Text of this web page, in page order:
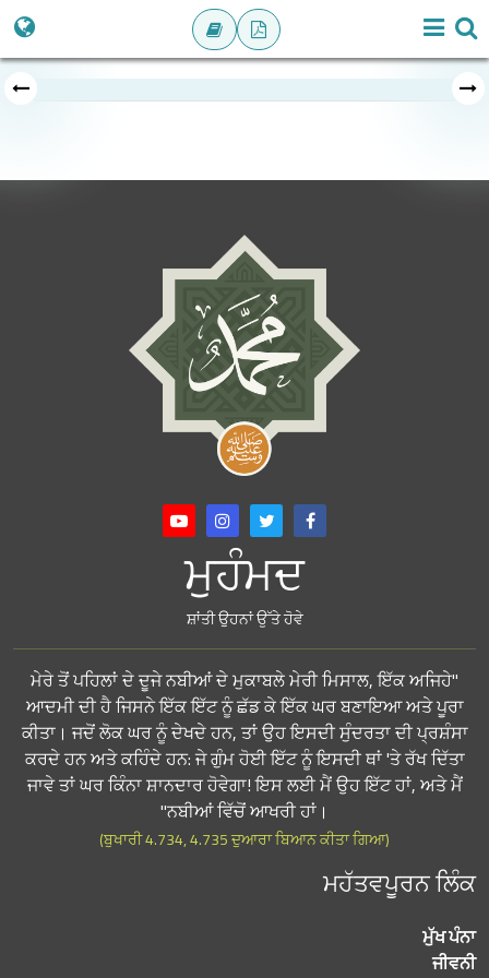
ਮੁਹੰਮਦ
ਸ਼ਾਂਤੀ ਉਹਨਾਂ ਉੱਤੇ ਹੋਵੇ
"ਮੇਰੇ ਤੋਂ ਪਹਿਲਾਂ ਦੇ ਦੂਜੇ ਨਬੀਆਂ ਦੇ ਮੁਕਾਬਲੇ ਮੇਰੀ ਮਿਸਾਲ, ਇੱਕ ਅਜਿਹੇ
ਆਦਮੀ ਦੀ ਹੈ ਜਿਸਨੇ ਇੱਕ ਇੱਟ ਨੂੰ ਛੱਡ ਕੇ ਇੱਕ ਘਰ ਬਣਾਇਆ ਅਤੇ ਪੂਰਾ
ਕੀਤਾ। ਜਦੋਂ ਲੋਕ ਘਰ ਨੂੰ ਦੇਖਦੇ ਹਨ, ਤਾਂ ਉਹ ਇਸਦੀ ਸੁੰਦਰਤਾ ਦੀ ਪ੍ਰਸ਼ੰਸਾ
ਕਰਦੇ ਹਨ ਅਤੇ ਕਹਿੰਦੇ ਹਨ: ਜੇ ਗੁੰਮ ਹੋਈ ਇੱਟ ਨੂੰ ਇਸਦੀ ਥਾਂ 'ਤੇ ਰੱਖ ਦਿੱਤਾ
ਜਾਵੇ ਤਾਂ ਘਰ ਕਿੰਨਾ ਸ਼ਾਨਦਾਰ ਹੋਵੇਗਾ! ਇਸ ਲਈ ਮੈਂ ਉਹ ਇੱਟ ਹਾਂ, ਅਤੇ ਮੈਂ
ਨਬੀਆਂ ਵਿੱਚੋਂ ਆਖਰੀ ਹਾਂ।"
(ਬੁਖਾਰੀ 4.734, 4.735 ਦੁਆਰਾ ਬਿਆਨ ਕੀਤਾ ਗਿਆ)
ਮਹੱਤਵਪੂਰਨ ਲਿੰਕ
ਮੁੱਖ ਪੰਨਾ
ਜੀਵਨੀ